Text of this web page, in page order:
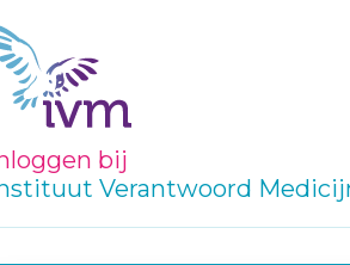
bij
Verantwoord